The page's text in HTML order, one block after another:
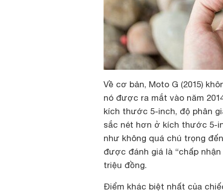
Về cơ bản, Moto G (2015)
nó được ra mắt vào năm
kích thước 5-inch, độ phân
sắc nét hơn ở kích thước 5-
như không quá chú trọng
được đánh giá là “chấp
triệu đồng.
Điểm khác biệt nhất của